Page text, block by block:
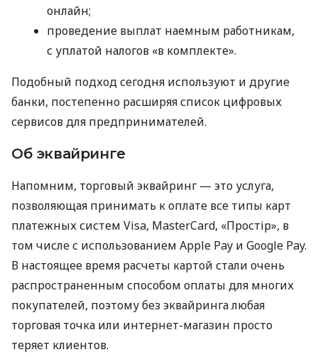
онлайн;
проведение выплат наемным работникам,
с уплатой налогов «в комплекте».
Подобный подход сегодня используют и другие
банки, постепенно расширяя список цифровых
сервисов для предпринимателей.
Об эквайринге
Напомним, торговый эквайринг — это услуга,
позволяющая принимать к оплате все типы карт
платежных систем Visa, MasterCard, «Простір», в
том числе с использованием Apple Pay и Google Pay.
В настоящее время расчеты картой стали очень
распространенным способом оплаты для многих
покупателей, поэтому без эквайринга любая
торговая точка или интернет-магазин просто
теряет клиентов.